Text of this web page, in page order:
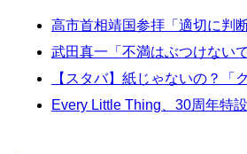
高市首相靖国参拝「適切に判
武田真一「不満はぶつけない
【スタバ】紙じゃないの？
Every Little Thing、30周年特